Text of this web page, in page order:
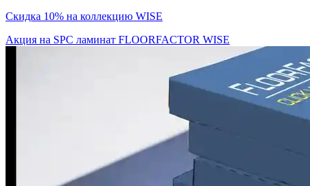
Скидка 10% на коллекцию WISE
Акция на SPC ламинат FLOORFACTOR WISE